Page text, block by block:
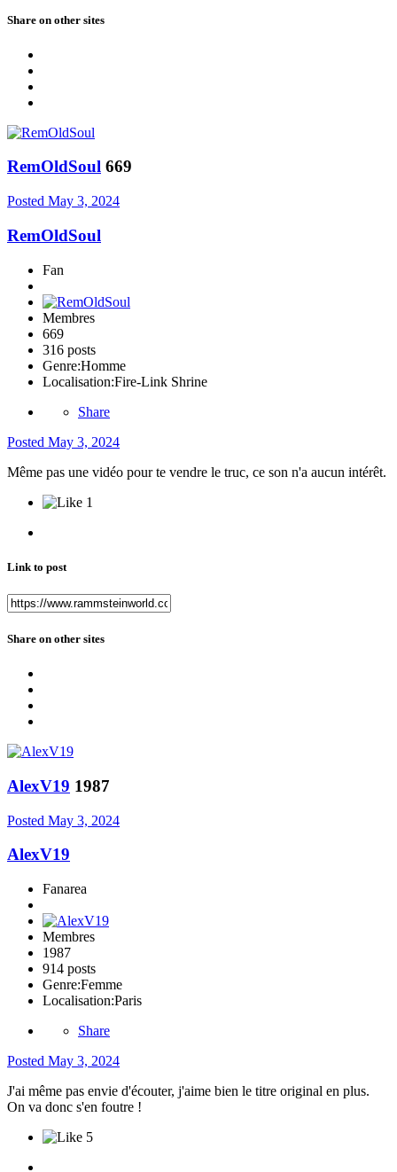
Share on other sites
RemOldSoul 669
Posted May 3, 2024
RemOldSoul
Fan
Membres
669
316 posts
Genre:Homme
Localisation:Fire-Link Shrine
Share
Posted May 3, 2024
Même pas une vidéo pour te vendre le truc, ce son n'a aucun intérêt.
1
Link to post
Share on other sites
AlexV19 1987
Posted May 3, 2024
AlexV19
Fanarea
Membres
1987
914 posts
Genre:Femme
Localisation:Paris
Share
Posted May 3, 2024
J'ai même pas envie d'écouter, j'aime bien le titre original en plus.
On va donc s'en foutre !
5